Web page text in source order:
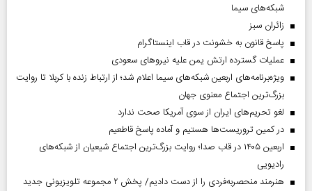
شبکه‌های سیما
‌زائران سبز
پاسخ قانون به خشونت در قاب اینستاگرام
عملیات گسترده ارتش یمن علیه نیروهای سعودی
ویژه‌برنامه‌های اربعین شبکه‌های سیما اعلام شد؛ از ارتباط زنده با کربلا تا روایت
بزرگ‌ترین اجتماع معنوی جهان
لغو تحریم‌های ایران از سوی آمریکا صحت ندارد
در کمین تروریست‌ها هستیم و آماده پاسخ قاطعیم
اربعین ۱۴۰۵ در قاب صدا؛ روایت بزرگ‌ترین اجتماع شیعیان از شبکه‌های
رادیویی
هنرمند منحصر‌به‌فردی را از دست دادیم/ پخش ۲ مجموعه تلویزیونی جدید